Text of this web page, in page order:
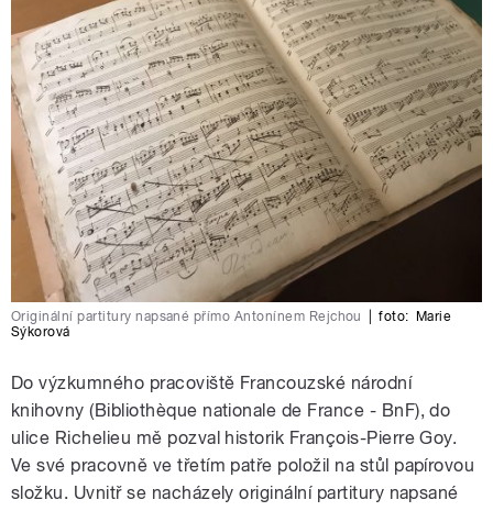
Originální partitury napsané přímo Antonínem Rejchou foto: Marie
Sýkorová
Do výzkumného pracoviště Francouzské národní
knihovny (Bibliothèque nationale de France - BnF), do
ulice Richelieu mě pozval historik François-Pierre Goy.
Ve své pracovně ve třetím patře položil na stůl papírovou
složku. Uvnitř se nacházely originální partitury napsané